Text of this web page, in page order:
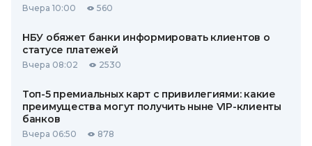
Вчера 10:00 560
НБУ обяжет банки информировать клиентов о
статусе платежей
Вчера 08:02 2530
Топ-5 премиальных карт с привилегиями: какие
преимущества могут получить ныне VIP-клиенты
банков
Вчера 06:50 878